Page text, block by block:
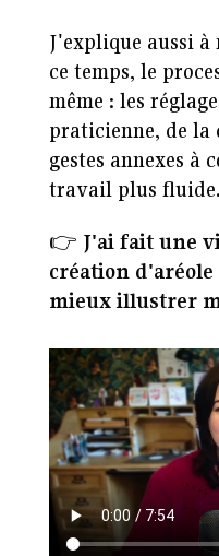
J'explique aussi
ce temps, le
même : les
praticienne, de la
gestes annexes à
travail plus fluide.
👉 J'ai fait une
création
mieux illustrer